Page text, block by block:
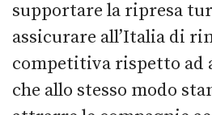
supportare la ripresa
assicurare all’Italia di
competitiva rispetto ad
che allo stesso modo